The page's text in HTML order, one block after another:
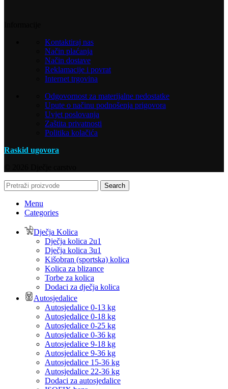
Kontaktiraj nas
Način plaćanja
Način dostave
Reklamacije i povrat
Internet trgovina
Odgovornost za materijalne nedostatke
Upute o načinu podnošenja prigovora
Uvjet poslovanja
Zaštita privatnosti
Politika kolačića
Raskid ugovora
Search
Menu
Categories
Dječja Kolica
Dječja kolica 2u1
Dječja kolica 3u1
Kišobran (sportska) kolica
Kolica za blizance
Torbe za kolica
Dodaci za dječja kolica
Autosjedalice
Autosjedalice 0-13 kg
Autosjedalice 0-18 kg
Autosjedalice 0-25 kg
Autosjedalice 0-36 kg
Autosjedalice 9-18 kg
Autosjedalice 9-36 kg
Autosjedalice 15-36 kg
Autosjedalice 22-36 kg
Dodaci za autosjedalice